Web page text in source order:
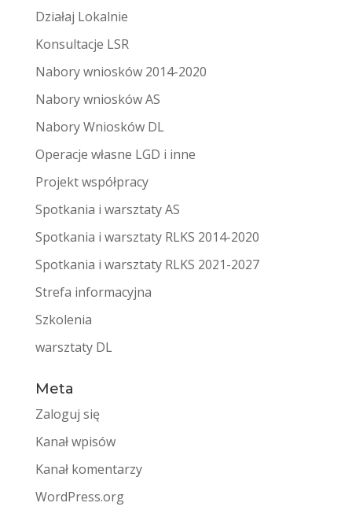
Działaj Lokalnie
Konsultacje LSR
Nabory wniosków 2014-2020
Nabory wniosków AS
Nabory Wniosków DL
Operacje własne LGD i inne
Projekt współpracy
Spotkania i warsztaty AS
Spotkania i warsztaty RLKS 2014-2020
Spotkania i warsztaty RLKS 2021-2027
Strefa informacyjna
Szkolenia
warsztaty DL
Meta
Zaloguj się
Kanał wpisów
Kanał komentarzy
WordPress.org